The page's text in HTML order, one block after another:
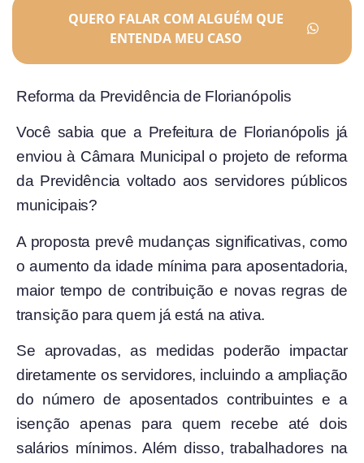
QUERO FALAR COM ALGUÉM QUE
ENTENDA MEU CASO
Reforma da Previdência de Florianópolis
Você sabia que a Prefeitura de Florianópolis já
enviou à Câmara Municipal o projeto de reforma
da Previdência voltado aos servidores públicos
municipais?
A proposta prevê mudanças significativas, como
o aumento da idade mínima para aposentadoria,
maior tempo de contribuição e novas regras de
transição para quem já está na ativa.
Se aprovadas, as medidas poderão impactar
diretamente os servidores, incluindo a ampliação
do número de aposentados contribuintes e a
isenção apenas para quem recebe até dois
salários mínimos. Além disso, trabalhadores na